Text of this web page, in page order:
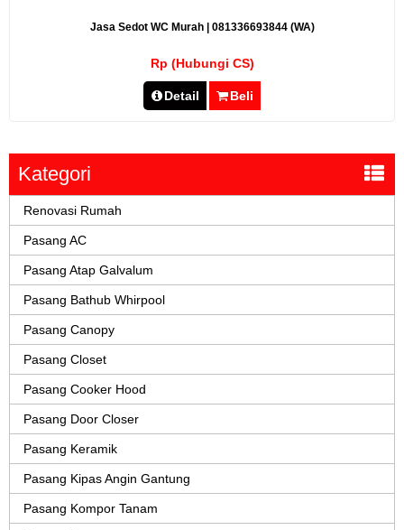
Jasa Sedot WC Murah | 081336693844 (WA)
Rp (Hubungi CS)
Detail Beli
Kategori
Renovasi Rumah
Pasang AC
Pasang Atap Galvalum
Pasang Bathub Whirpool
Pasang Canopy
Pasang Closet
Pasang Cooker Hood
Pasang Door Closer
Pasang Keramik
Pasang Kipas Angin Gantung
Pasang Kompor Tanam